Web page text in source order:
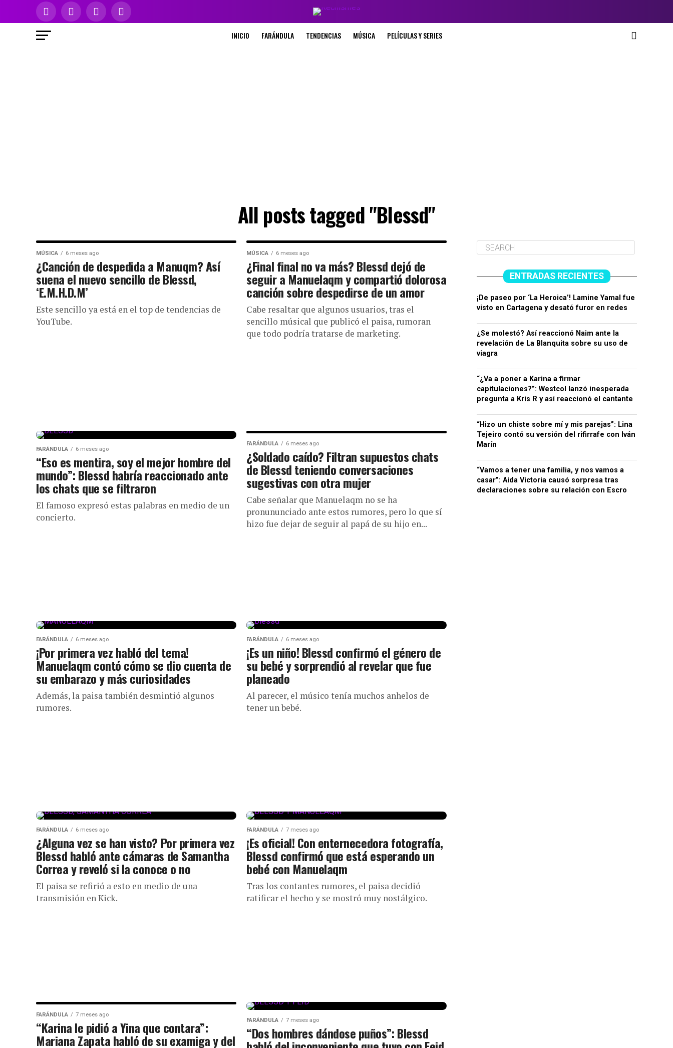
INICIO FARÁNDULA TENDENCIAS MÚSICA PELÍCULAS Y SERIES
All posts tagged "Blessd"
MÚSICA 6 meses ago
¿Canción de despedida a Manuqm? Así
suena el nuevo sencillo de Blessd,
‘E.M.H.D.M’
Este sencillo ya está en el top de tendencias de
YouTube.
MÚSICA 6 meses ago
¿Final final no va más? Blessd dejó de
seguir a Manuelaqm y compartió dolorosa
canción sobre despedirse de un amor
Cabe resaltar que algunos usuarios, tras el
sencillo músical que publicó el paisa, rumoran
que todo podría tratarse de marketing.
FARÁNDULA 6 meses ago
“Eso es mentira, soy el mejor hombre del
mundo”: Blessd habría reaccionado ante
los chats que se filtraron
El famoso expresó estas palabras en medio de un
concierto.
FARÁNDULA 6 meses ago
¿Soldado caído? Filtran supuestos chats
de Blessd teniendo conversaciones
sugestivas con otra mujer
Cabe señalar que Manuelaqm no se ha
pronununciado ante estos rumores, pero lo que sí
hizo fue dejar de seguir al papá de su hijo en...
FARÁNDULA 6 meses ago
¡Por primera vez habló del tema!
Manuelaqm contó cómo se dio cuenta de
su embarazo y más curiosidades
Además, la paisa también desmintió algunos
rumores.
FARÁNDULA 6 meses ago
¡Es un niño! Blessd confirmó el género de
su bebé y sorprendió al revelar que fue
planeado
Al parecer, el músico tenía muchos anhelos de
tener un bebé.
FARÁNDULA 6 meses ago
¿Alguna vez se han visto? Por primera vez
Blessd habló ante cámaras de Samantha
Correa y reveló si la conoce o no
El paisa se refirió a esto en medio de una
transmisión en Kick.
FARÁNDULA 7 meses ago
¡Es oficial! Con enternecedora fotografía,
Blessd confirmó que está esperando un
bebé con Manuelaqm
Tras los contantes rumores, el paisa decidió
ratificar el hecho y se mostró muy nostálgico.
FARÁNDULA 7 meses ago
“Karina le pidió a Yina que contara”:
Mariana Zapata habló de su examiga y del
FARÁNDULA 7 meses ago
“Dos hombres dándose puños”: Blessd
ENTRADAS RECIENTES
¡De paseo por ‘La Heroica’! Lamine Yamal fue
visto en Cartagena y desató furor en redes
¿Se molestó? Así reaccionó Naim ante la
revelación de La Blanquita sobre su uso de
viagra
“¿Va a poner a Karina a firmar
capitulaciones?”: Westcol lanzó inesperada
pregunta a Kris R y así reaccionó el cantante
“Hizo un chiste sobre mí y mis parejas”: Lina
Tejeiro contó su versión del rifirrafe con Iván
Marín
“Vamos a tener una familia, y nos vamos a
casar”: Aida Victoria causó sorpresa tras
declaraciones sobre su relación con Escro